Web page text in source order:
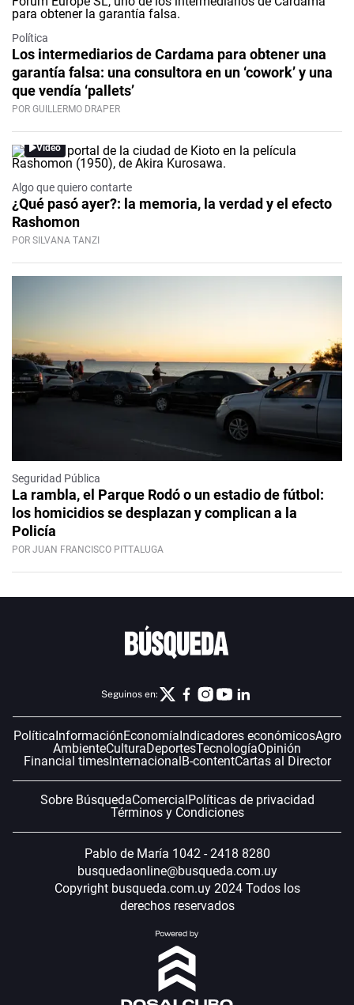
Política
Los intermediarios de Cardama para obtener una
garantía falsa: una consultora en un ‘cowork’ y una
que vendía ‘pallets’
POR GUILLERMO DRAPER
Video
Algo que quiero contarte
¿Qué pasó ayer?: la memoria, la verdad y el efecto
Rashomon
POR SILVANA TANZI
Seguridad Pública
La rambla, el Parque Rodó o un estadio de fútbol:
los homicidios se desplazan y complican a la
Policía
POR JUAN FRANCISCO PITTALUGA
Seguinos en:
PolíticaInformaciónEconomíaIndicadores económicosAgro
AmbienteCulturaDeportesTecnologíaOpinión
Financial timesInternacionalB-contentCartas al Director
Sobre BúsquedaComercialPolíticas de privacidad
Términos y Condiciones
Pablo de María 1042 - 2418 8280
busquedaonline@busqueda.com.uy
Copyright busqueda.com.uy 2024 Todos los
derechos reservados